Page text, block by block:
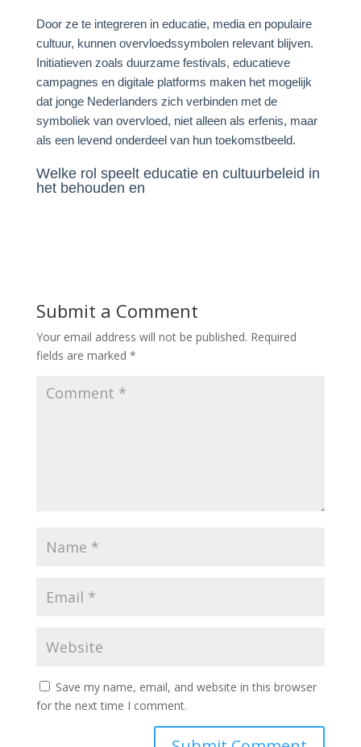
Door ze te integreren in educatie, media en populaire
cultuur, kunnen overvloedssymbolen relevant blijven.
Initiatieven zoals duurzame festivals, educatieve
campagnes en digitale platforms maken het mogelijk
dat jonge Nederlanders zich verbinden met de
symboliek van overvloed, niet alleen als erfenis, maar
als een levend onderdeel van hun toekomstbeeld.
Welke rol speelt educatie en cultuurbeleid in
het behouden en
Submit a Comment
Your email address will not be published. Required
fields are marked *
Save my name, email, and website in this browser
for the next time I comment.